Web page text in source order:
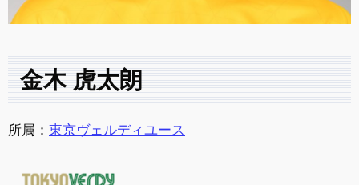
金木 虎太朗
所属： 東京ヴェルディユース